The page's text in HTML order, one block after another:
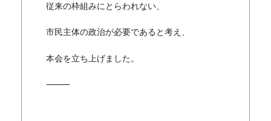
従来の枠組みにとらわれない、
市民主体の政治が必要であると考え、
本会を立ち上げました。
⸻